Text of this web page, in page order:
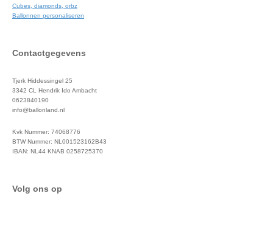
Cubes, diamonds, orbz
Ballonnen personaliseren
Contactgegevens
Tjerk Hiddessingel 25
3342 CL Hendrik Ido Ambacht
0623840190
info@ballonland.nl
Kvk Nummer: 74068776
BTW Nummer: NL001523162B43
IBAN: NL44 KNAB 0258725370
Volg ons op